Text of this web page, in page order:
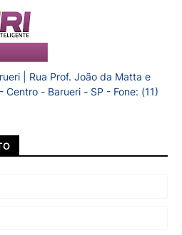
| Rua Prof. João da Matta e
- Barueri - SP - Fone: (11)